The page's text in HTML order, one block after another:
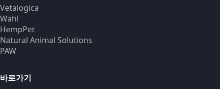
Vetalogica
Wahl
HempPet
Natural Animal Solutions
PAW
바로가기